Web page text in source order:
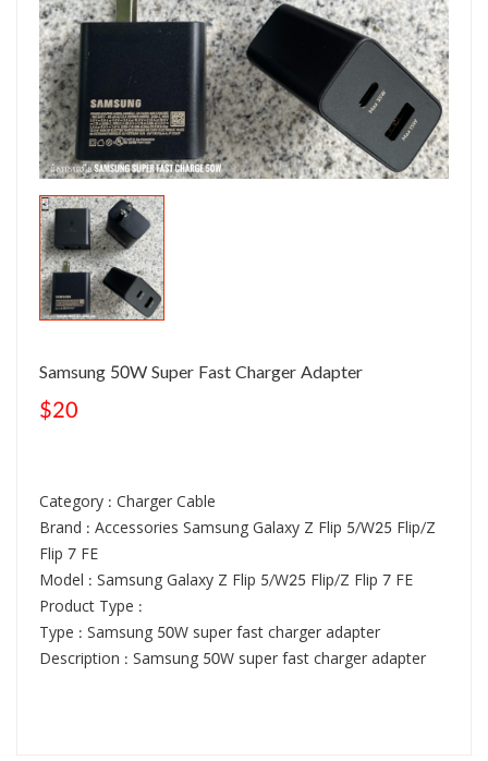
Samsung 50W Super Fast Charger Adapter
$20
Category : Charger Cable
Brand : Accessories Samsung Galaxy Z Flip 5/W25 Flip/Z
Flip 7 FE
Model : Samsung Galaxy Z Flip 5/W25 Flip/Z Flip 7 FE
Product Type :
Type : Samsung 50W super fast charger adapter
Description : Samsung 50W super fast charger adapter